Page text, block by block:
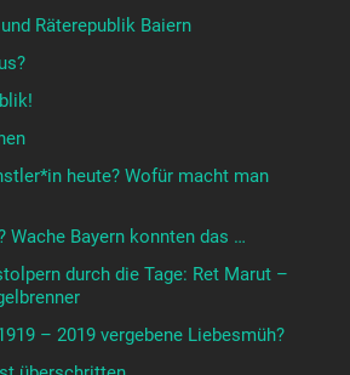
Räterepublik Baiern
heute? Wofür macht man
Wache Bayern konnten das …
durch die Tage: Ret Marut –
– 2019 vergebene Liebesmüh?